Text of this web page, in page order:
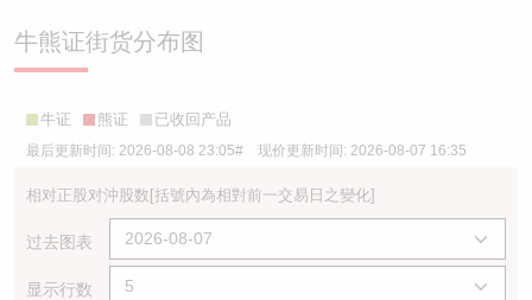
牛熊证街货分布图
牛证 熊证 已收回产品
最后更新时间: 2026-08-08 23:05# 现价更新时间: 2026-08-07 16:35
相对正股对沖股数[括號內為相對前一交易日之變化]
过去图表
显示行数